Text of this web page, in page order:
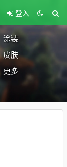
登入
涂装
皮肤
更多